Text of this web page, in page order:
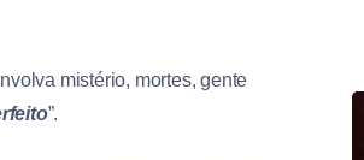
mistério, mortes, gente
”.